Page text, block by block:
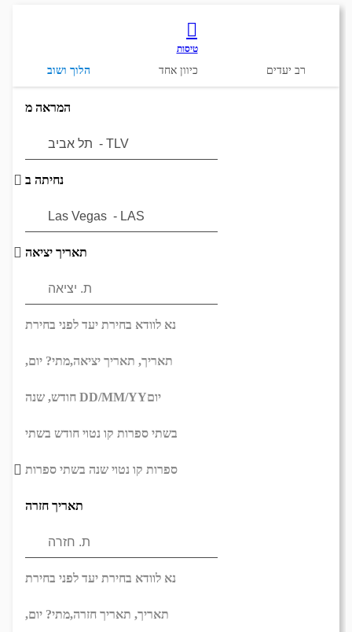
טיסות
הלוך ושוב כיוון אחד רב יעדים
המראה מ
נחיתה ב
תאריך יציאה
נא לוודא בחירת יעד לפני בחירת
תאריך, תאריך יציאה,מתי? יום,
DD/MM/YYיום
בשתי ספרות קו נטוי חודש בשתי
ספרות קו נטוי שנה בשתי ספרות
תאריך חזרה
נא לוודא בחירת יעד לפני בחירת
תאריך, תאריך חזרה,מתי? יום,